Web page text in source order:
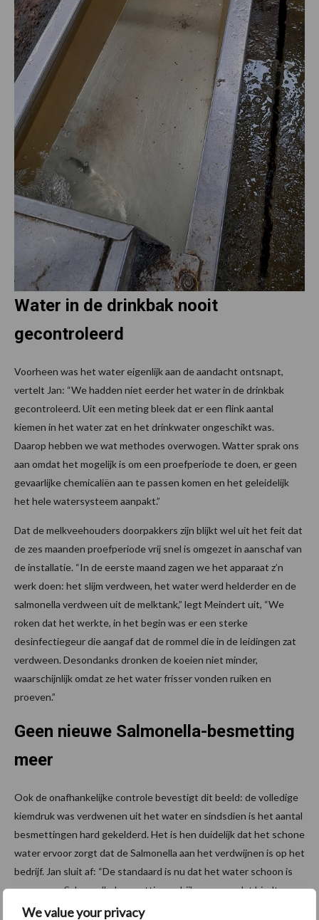
We value your privacy
Water in de drinkbak nooit
gecontroleerd
Voorheen was het water eigenlijk aan de aandacht ontsnapt,
vertelt Jan: “We hadden niet eerder het water in de drinkbak
gecontroleerd. Uit een meting bleek dat er een flink aantal
kiemen in het water zat en het drinkwater ongeschikt was.
Daarop hebben we wat methodes overwogen. Watter sprak ons
aan omdat het mogelijk is om een proefperiode te doen, er geen
gevaarlijke chemicaliën aan te passen komen en het geleidelijk
het hele watersysteem aanpakt.”
Dat de melkveehouders doorpakkers zijn blijkt wel uit het feit dat
de zes maanden proefperiode vrij snel is omgezet in aanschaf van
de installatie. “In de eerste maand zagen we het apparaat z’n
werk doen: het slijm verdween, het water werd helderder en de
salmonella verdween uit de melktank,” legt Meindert uit, “We
roken dat het werkte, in het begin was er een sterke
desinfectiegeur die aangaf dat de rommel die in de leidingen zat
verdween. Desondanks dronken de koeien niet minder,
waarschijnlijk omdat ze het water frisser vonden ruiken en
proeven.”
Geen nieuwe Salmonella-besmetting
meer
Ook de onafhankelijke controle bevestigt dit beeld: de volledige
kiemdruk was verdwenen uit het water en sindsdien is het aantal
besmettingen hard gekelderd. Het is hen duidelijk dat het schone
water ervoor zorgt dat de Salmonella aan het verdwijnen is op het
bedrijf. Jan sluit af: “De standaard is nu dat het water schoon is
en er geen Salmonella-besmettingen bijkomen, en dat biedt een
stuk zekerheid in het ondernemen.”